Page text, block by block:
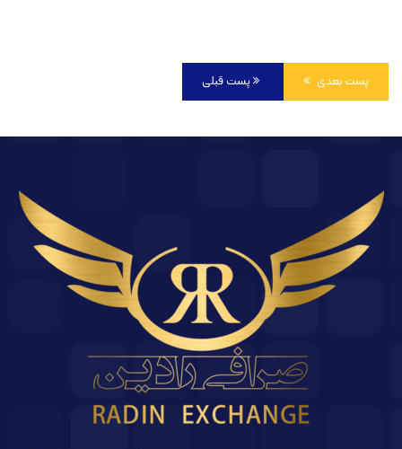
پست قبلی پست بعدی